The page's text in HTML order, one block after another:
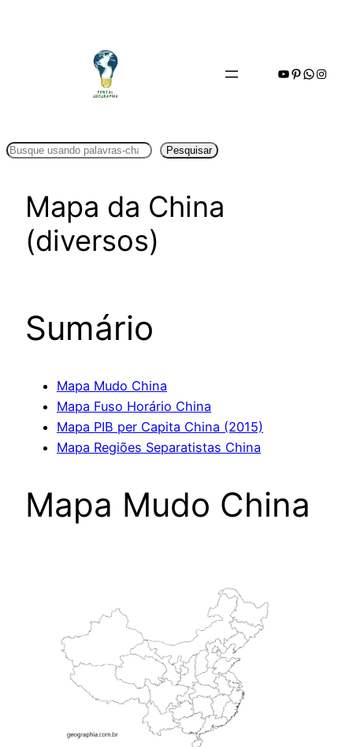
Youtube
Pinterest
Pesquisar Pesquisar
Mapa da China
(diversos)
Sumário
Mapa Mudo China
Mapa Fuso Horário China
Mapa PIB per Capita China (2015)
Mapa Regiões Separatistas China
Mapa Mudo China